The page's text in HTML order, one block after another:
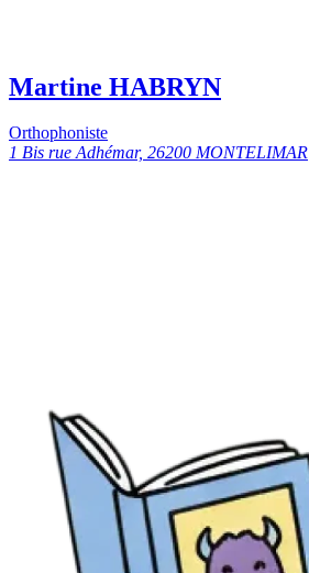
Martine HABRYN
Orthophoniste
1 Bis rue Adhémar, 26200 MONTELIMAR